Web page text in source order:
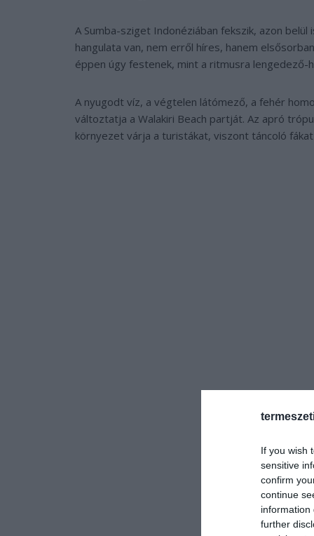
If you wish
sensitive
confirm
continue
information
further
A Sumba-sziget Indonéziában fekszik, azon
hangulata van, nem erről híres, hanem
éppen úgy festenek, mint a ritmusra lengedező-
A nyugodt víz, a végtelen látómező, a fehér
változtatja a Walakiri Beach partját. Az apró
környezet várja a turistákat, viszont táncoló